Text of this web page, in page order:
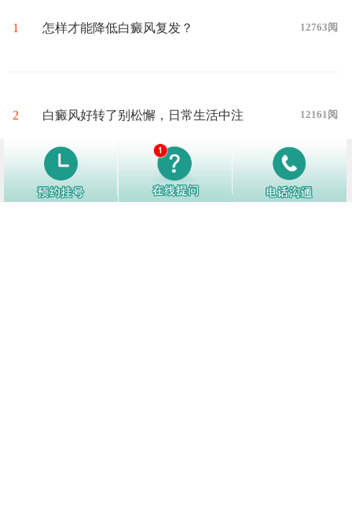
1 怎样才能降低白癜风复发？ 12763阅
2 白癜风好转了别松懈，日常生活中注
意这些护理细节！
12161阅
3 白癜风白斑处汗毛会变白吗 12145阅